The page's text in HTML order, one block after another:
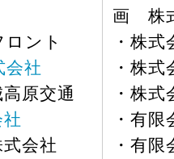
画 株
ロント
・株
会社
・株
原交通
・株
・有
式会社
・有